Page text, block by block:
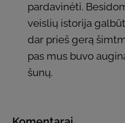
pardavinėti.
veislių istorija
dar prieš gerą
pas mus buvo
šunų.